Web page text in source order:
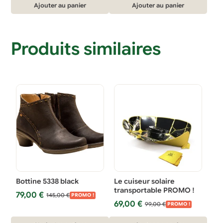
initial
était :
actuel
est :
Ajouter au panier
initial
était :
actuel
est :
Ajouter au panier
Produits similaires
Bottine 5338 black
145,00€
Le
79,00€
Le
PROMO !
Le cuiseur solaire
transportable PROMO !
99,00€
Le
69,00 €
Le
PROMO !